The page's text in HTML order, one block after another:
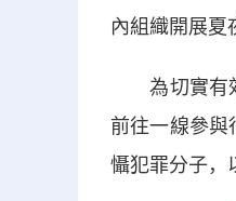
內組織開展夏
為切實有效
前往一線參與
懾犯罪分子，